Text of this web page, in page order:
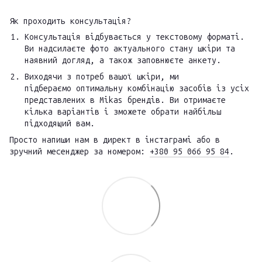
Як проходить консультація?
Консультація відбувається у текстовому форматі.
Ви надсилаєте фото актуального стану шкіри та
наявний догляд, а також заповнюєте анкету.
Виходячи з потреб вашої шкіри, ми
підбераємо оптимальну комбінацію засобів із усіх
представлених в Mikas брендів. Ви отримаєте
кілька варіантів і зможете обрати найбільш
підходящий вам.
Просто напиши нам в директ в інстаграмі або в
зручний месенджер за номером: +380 95 066 95 84.